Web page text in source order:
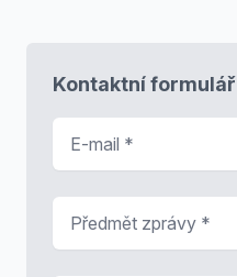
Kontaktní formulář